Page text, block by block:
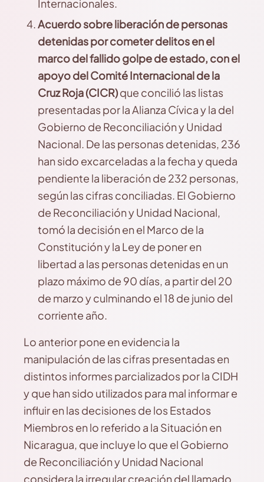
Internacionales.
Acuerdo sobre liberación de personas
detenidas por cometer delitos en el
marco del fallido golpe de estado, con el
apoyo del Comité Internacional de la
Cruz Roja (CICR)que concilió las listas
presentadas por la Alianza Cívica y la del
Gobierno de Reconciliación y Unidad
Nacional. De las personas detenidas, 236
han sido excarceladas a la fecha y queda
pendiente la liberación de 232 personas,
según las cifras conciliadas. El Gobierno
de Reconciliación y Unidad Nacional,
tomó la decisión en el Marco de la
Constitución y la Ley de poner en
libertad a las personas detenidas en un
plazo máximo de 90 días, a partir del 20
de marzo y culminando el 18 de junio del
corriente año.
Lo anterior pone en evidencia la
manipulación de las cifras presentadas en
distintos informes parcializados por la CIDH
y que han sido utilizados para mal informar e
influir en las decisiones de los Estados
Miembros en lo referido a la Situación en
Nicaragua, que incluye lo que el Gobierno
de Reconciliación y Unidad Nacional
considera la irregular creación del llamado